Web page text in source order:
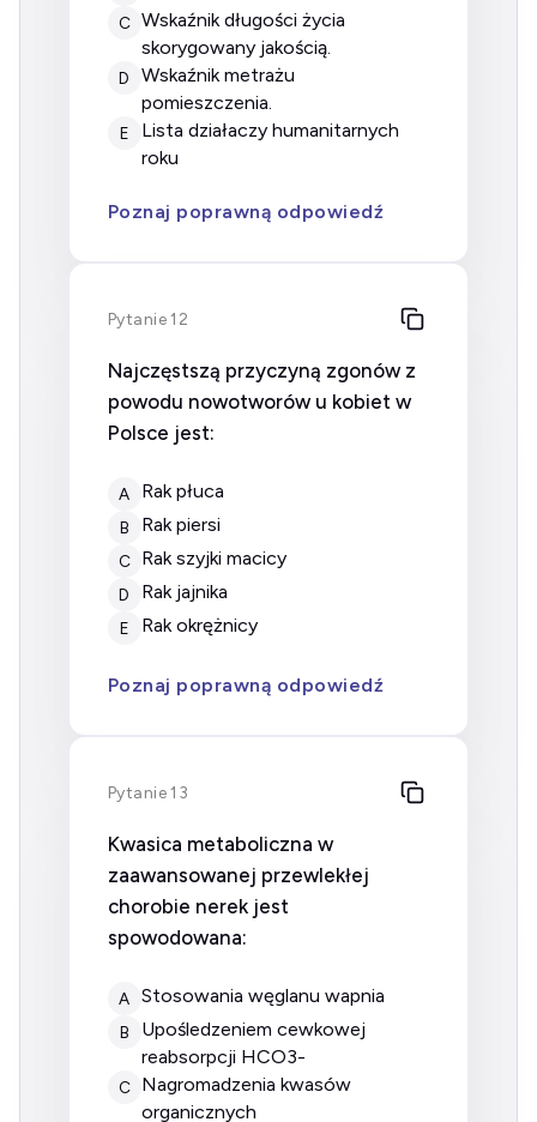
C wskaźnik długości życia
skorygowany jakością.
D
wskaźnik metrażu
pomieszczenia.
E
Lista działaczy humanitarnych
roku
Poznaj poprawną odpowiedź
Pytanie 12
Najczęstszą przyczyną zgonów z
powodu nowotworów u kobiet w
Polsce jest:
A Rak płuca
B Rak piersi
C Rak szyjki macicy
D Rak jajnika
E Rak okrężnicy
Poznaj poprawną odpowiedź
Pytanie 13
Kwasica metaboliczna w
zaawansowanej przewlekłej
chorobie nerek jest
spowodowana:
A stosowania węglanu wapnia
B
upośledzeniem cewkowej
reabsorpcji HCO3-
C
nagromadzenia kwasów
organicznych